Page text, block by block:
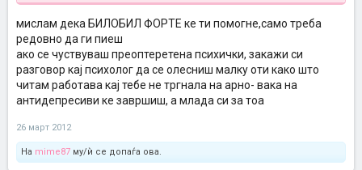
мислам дека БИЛОБИЛ ФОРТЕ ке ти помогне,само треба
редовно да ги пиеш
ако се чуствуваш преоптеретена психички, закажи си
разговор кај психолог да се олесниш малку оти како што
читам работава кај тебе не тргнала на арно- вака на
антидепресиви ке завршиш, а млада си за тоа
26 март 2012
На mime87 му/ѝ се допаѓа ова.